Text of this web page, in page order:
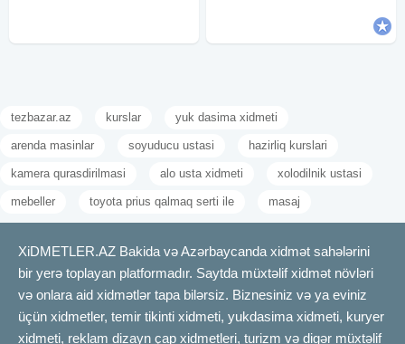
tezbazar.az kurslar yuk dasima xidmeti
arenda masinlar soyuducu ustasi hazirliq kurslari
kamera qurasdirilmasi alo usta xidmeti xolodilnik ustasi
mebeller toyota prius qalmaq serti ile masaj
XiDMETLER.AZ Bakida və Azərbaycanda xidmət sahələrini
bir yerə toplayan platformadır. Saytda müxtəlif xidmət növləri
və onlara aid xidmətlər tapa bilərsiz. Biznesiniz və ya eviniz
üçün xidmetler, temir tikinti xidmeti, yukdasima xidmeti, kuryer
xidmeti, reklam dizayn çap xidmetleri, turizm və digər müxtəlif